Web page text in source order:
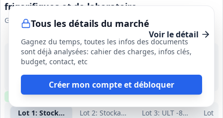
Tous les détails du marché
Gagnez du temps, toutes les infos des documents
sont déjà analysées: cahier des charges, infos clés,
budget, contact, etc
Créer mon compte et débloquer
frigorifiques et de laboratoire
GCS UniHA
Voir le détail
Lot 1: Stockage positif +2/+8°C
Lot 2: Stockage négatif -20/-40°C
Lot 3: ULT -80/-86°CLot
28 août 2026
France (y compris DROM‑COM)
Clause environnementale Clause sociale